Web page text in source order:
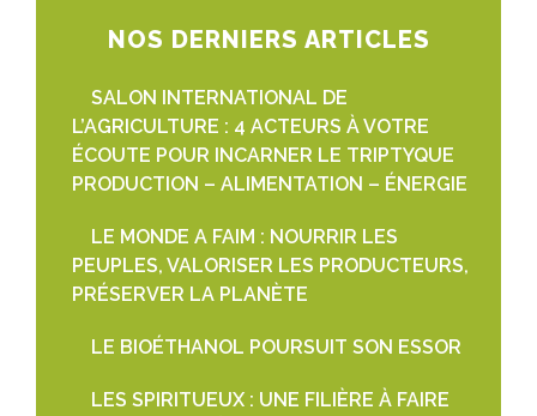
NOS DERNIERS ARTICLES
SALON INTERNATIONAL DE
L’AGRICULTURE : 4 ACTEURS À VOTRE
ÉCOUTE POUR INCARNER LE TRIPTYQUE
PRODUCTION – ALIMENTATION – ÉNERGIE
LE MONDE A FAIM : NOURRIR LES
PEUPLES, VALORISER LES PRODUCTEURS,
PRÉSERVER LA PLANÈTE
LE BIOÉTHANOL POURSUIT SON ESSOR
LES SPIRITUEUX : UNE FILIÈRE À FAIRE